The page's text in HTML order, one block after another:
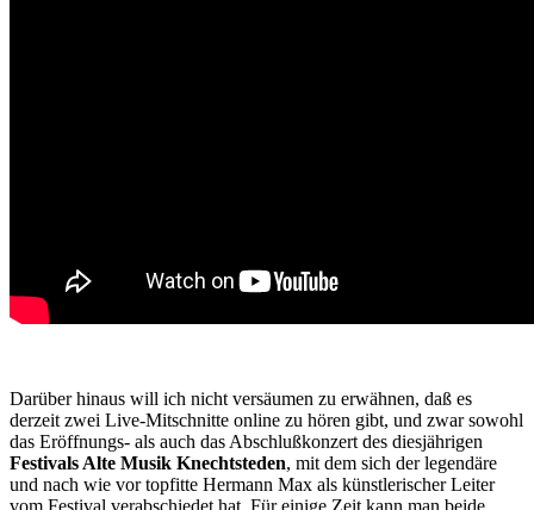
Darüber hinaus will ich nicht versäumen zu erwähnen, daß es
derzeit zwei Live-Mitschnitte online zu hören gibt, und zwar sowohl
das Eröffnungs- als auch das Abschlußkonzert des diesjährigen
Festivals Alte Musik Knechtsteden, mit dem sich der legendäre
und nach wie vor topfitte Hermann Max als künstlerischer Leiter
vom Festival verabschiedet hat. Für einige Zeit kann man beide